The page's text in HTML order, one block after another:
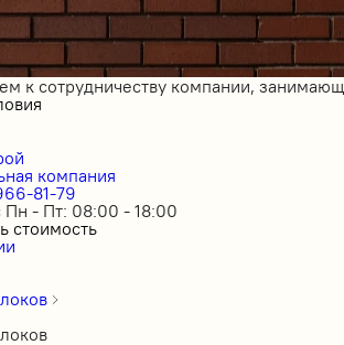
к сотрудничеству компании,
компания
81-79
Пн - Пт: 08:00 - 18:00
стоимость